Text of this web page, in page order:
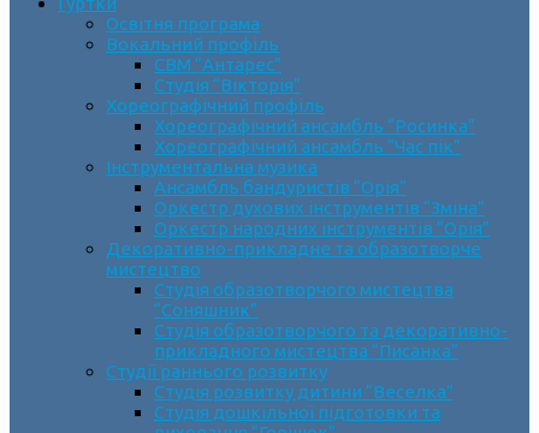
Освітня програма
Вокальний профіль
СВМ “Антарес”
Студія “Вікторія”
Хореографічний профіль
Хореографічний ансамбль “Росинка”
Хореографічний ансамбль “Час пік”
Інструментальна музика
Ансамбль бандуристів “Орія”
Оркестр духових інструментів “Зміна”
Оркестр народних інструментів “Орія”
Декоративно-прикладне та образотворче
мистецтво
Cтудія образотворчого мистецтва
“Соняшник”
Студія образотворчого та декоративно-
прикладного мистецтва “Писанка”
Студії раннього розвитку
Студія розвитку дитини “Веселка”
Студія дошкільної підготовки та